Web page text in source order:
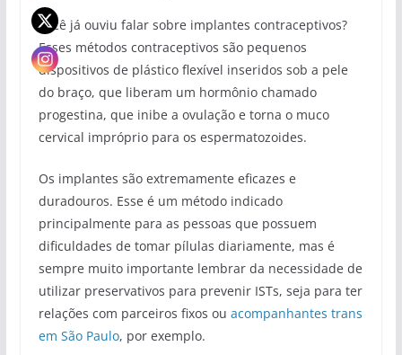
Você já ouviu falar sobre implantes contraceptivos?
Esses métodos contraceptivos são pequenos
dispositivos de plástico flexível inseridos sob a pele
do braço, que liberam um hormônio chamado
progestina, que inibe a ovulação e torna o muco
cervical impróprio para os espermatozoides.
Os implantes são extremamente eficazes e
duradouros. Esse é um método indicado
principalmente para as pessoas que possuem
dificuldades de tomar pílulas diariamente, mas é
sempre muito importante lembrar da necessidade de
utilizar preservativos para prevenir ISTs, seja para ter
relações com parceiros fixos ou acompanhantes trans
em São Paulo, por exemplo.